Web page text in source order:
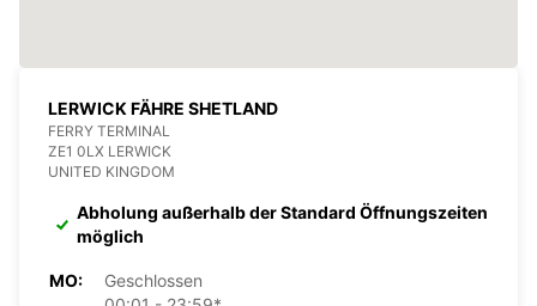
LERWICK FÄHRE SHETLAND
FERRY TERMINAL
ZE1 0LX LERWICK
UNITED KINGDOM
Abholung außerhalb der Standard Öffnungszeiten
möglich
MO:
Geschlossen